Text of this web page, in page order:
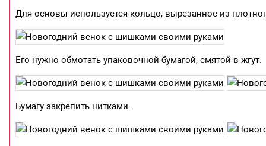
Для основы используется кольцо, вырезанное из
Его нужно обмотать упаковочной бумагой, смятой в жгут.
Бумагу закрепить нитками.